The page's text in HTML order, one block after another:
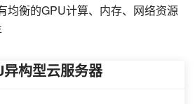
均衡的GPU计算、内存、网络资源
异构型云服务器